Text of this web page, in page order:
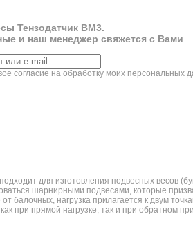
Тензодатчик BM3.
и наш менеджер свяжется с Вами
согласие на обработку моих
для изготовления подвесных весов
шарнирными подвесами, которые
балочных, нагрузка прилагается к двум
при прямой нагрузке, так и при обратном